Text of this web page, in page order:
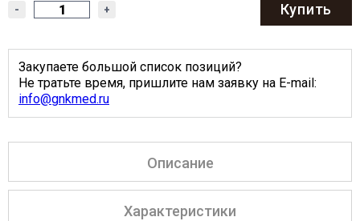
- + Купить
Закупаете большой список позиций?
Не тратьте время, пришлите нам заявку на E-mail:
info@gnkmed.ru
Описание
Характеристики